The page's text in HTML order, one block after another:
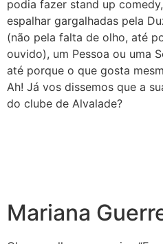
podia fazer stand up
espalhar gargalhadas pela
(não pela falta de olho, até
ouvido), um Pessoa ou uma
até porque o que gosta
Ah! Já vos dissemos que a
do clube de Alvalade?
Mariana